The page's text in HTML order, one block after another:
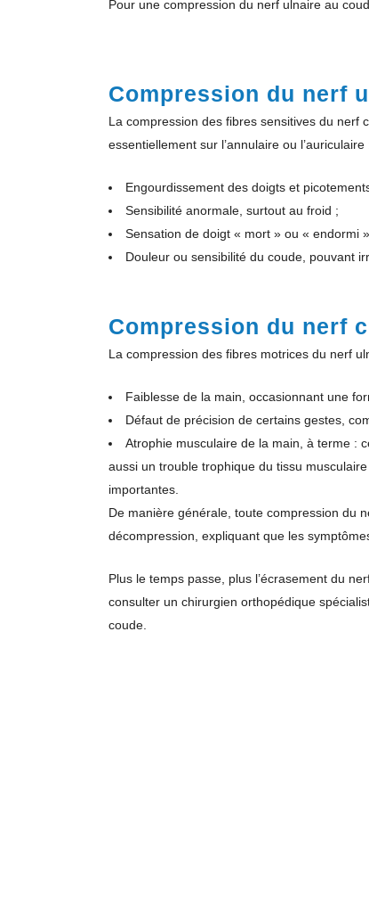
Pour une compression du nerf ulnaire au
Compression du nerf
La compression des fibres sensitives du nerf
essentiellement sur l’annulaire ou l’auriculaire
Engourdissement des doigts et
Sensibilité anormale, surtout au froid ;
Sensation de doigt « mort » ou « endormi
Douleur ou sensibilité du coude, pouvant
Compression du nerf
La compression des fibres motrices du nerf
Faiblesse de la main, occasionnant une
Défaut de précision de certains gestes,
Atrophie musculaire de la main, à terme :
aussi un trouble trophique du tissu
importantes.
De manière générale, toute compression du
décompression, expliquant que les
Plus le temps passe, plus l’écrasement du
consulter un chirurgien orthopédique
coude.